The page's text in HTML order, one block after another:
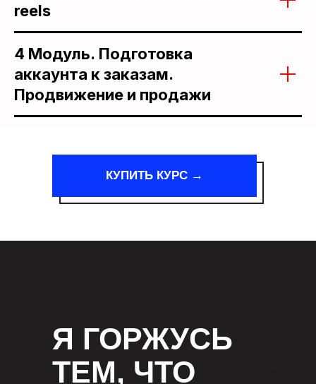
reels
4 Модуль. Подготовка
аккаунта к заказам.
Продвижение и продажи
КУПИТЬ КУРС →
Я ГОРЖУСЬ
ТЕМ, ЧТО